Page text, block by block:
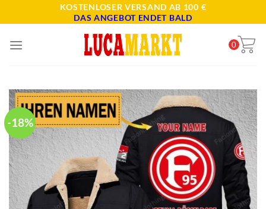
to
KOSTENLOSER VERSAND AB 100 €
DAS ANGEBOT ENDET BALD
0
-18%